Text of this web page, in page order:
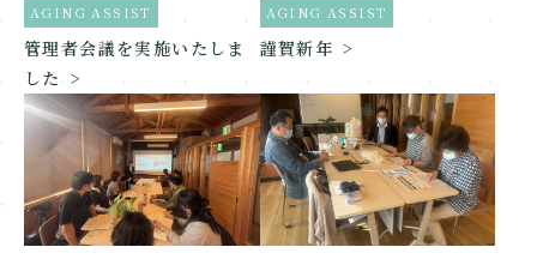
AGING ASSIST
管理者会議を実施いたしま
した
AGING ASSIST
謹賀新年